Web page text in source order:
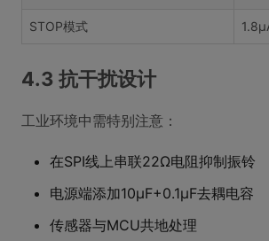
STOP模式
4.3 抗干扰设计
工业环境中需特别注意：
在SPI线上串联22Ω电阻抑制振铃
电源端添加10μF+0.1μF去耦电容
传感器与MCU共地处理